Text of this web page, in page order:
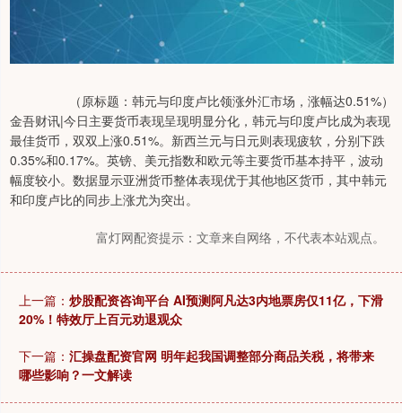
（原标题：韩元与印度卢比领涨外汇市场，涨幅达0.51%）
金吾财讯|今日主要货币表现呈现明显分化，韩元与印度卢比成为表现
最佳货币，双双上涨0.51%。新西兰元与日元则表现疲软，分别下跌
0.35%和0.17%。英镑、美元指数和欧元等主要货币基本持平，波动
幅度较小。数据显示亚洲货币整体表现优于其他地区货币，其中韩元
和印度卢比的同步上涨尤为突出。
富灯网配资提示：文章来自网络，不代表本站观点。
上一篇： 炒股配资咨询平台 AI预测阿凡达3内地票房仅11亿，下滑
20%！特效厅上百元劝退观众
下一篇： 汇操盘配资官网 明年起我国调整部分商品关税，将带来
哪些影响？一文解读